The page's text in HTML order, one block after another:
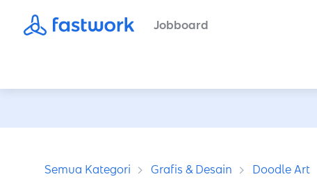
Jobboard
Semua Kategori Grafis & Desain Doodle Art